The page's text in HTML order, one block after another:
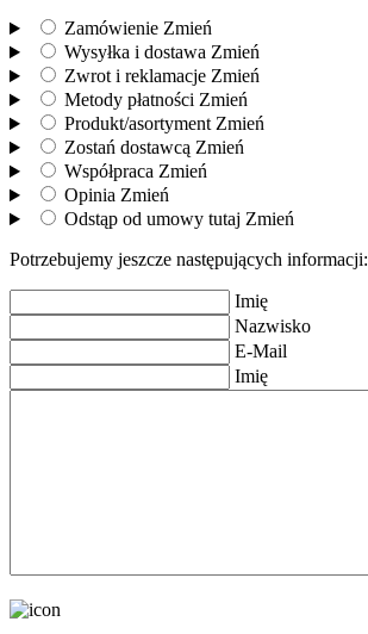
Zamówienie Zmień
Wysyłka i dostawa Zmień
Zwrot i reklamacje Zmień
Metody płatności Zmień
Produkt/asortyment Zmień
Zostań dostawcą Zmień
Współpraca Zmień
Opinia Zmień
Odstąp od umowy tutaj Zmień
Potrzebujemy jeszcze następujących informacji:
Imię
Nazwisko
E-Mail
Imię